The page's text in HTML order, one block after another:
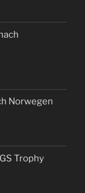
Norwegen
Trophy